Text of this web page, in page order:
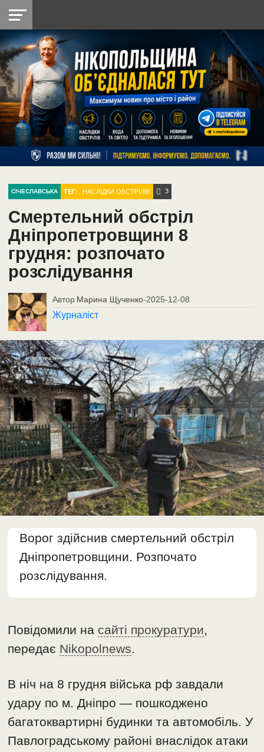
НІКОПОЛЬ
РАЙОН
СІЧЕСЛАВСЬКА
УКРАЇНА
РЕТРО
НІКОПОЛЬ
ЛАЙТ
УКРАЇНА
ДОПОМОГА
РАДІО
СІЧЕСЛАВСЬКА ТЕГ: НАСЛІДКИ ОБСТРІЛІВ 3
Смертельний обстріл
Дніпропетровщини 8
грудня: розпочато
розслідування
Автор Марина Щученко-2025-12-08
Журналіст
Ворог здійснив смертельний обстріл
Дніпропетровщини. Розпочато
розслідування.
Повідомили на сайті прокуратури,
передає Nikopolnews.
В ніч на 8 грудня війська рф завдали
удару по м. Дніпро — пошкоджено
багатоквартирні будинки та автомобіль. У
Павлоградському районі внаслідок атаки